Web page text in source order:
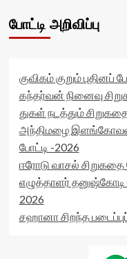
போட்டி அறிவிப்பு
குவிகம் குறும் புதினப்
கந்தர்வன் நினைவு
துகள் நடத்தும்
அந்திமழை
போட்டி -2026
ஈரோடு வாசல் சிறுகதை
எழுத்தாளர் தனுஷ்கோடி
2026
சஹானா சிறந்த